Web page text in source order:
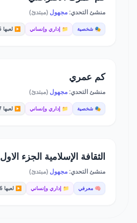
منشئ التحدي:مجهول (مبتدئ)
🎭 شخصية 📁 إداري وإنساني ▶️ لعبها 5
كم عمري
منشئ التحدي:مجهول (مبتدئ)
🎭 شخصية 📁 إداري وإنساني ▶️ لعبها 17
الثقافة الإسلامية الجزء الاول
منشئ التحدي:مجهول (مبتدئ)
🧠 معرفي 📁 إداري وإنساني ▶️ لعبها 2,136